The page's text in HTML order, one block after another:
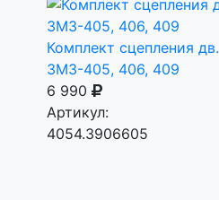
Комплект сцепления дв.
ЗМЗ-405, 406, 409
6 990
Артикул:
4054.3906605